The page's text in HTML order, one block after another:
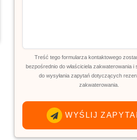
Treść tego formularza kontaktowego
bezpośrednio do właściciela zakwaterowania i
do wysyłania zapytań dotyczących
zakwaterowania.
WYŚLIJ